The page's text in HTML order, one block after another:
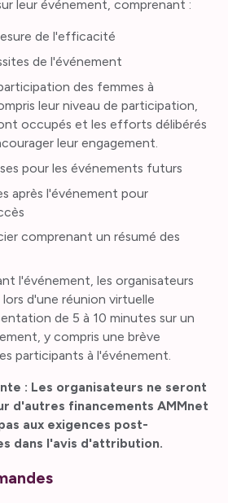
leur événement, comprenant :
de l'efficacité
de l'événement
des femmes à
leur niveau de participation,
occupés et les efforts délibérés
leur engagement.
pour les événements futurs
après l'événement pour
comprenant un résumé des
l'événement, les organisateurs
d'une réunion virtuelle
de 5 à 10 minutes sur un
y compris une brève
participants à l'événement.
: Les organisateurs ne seront
d'autres financements AMMnet
aux exigences post-
dans l'avis d'attribution.